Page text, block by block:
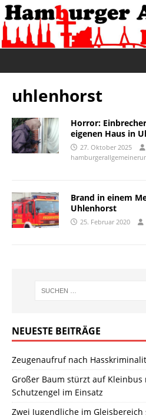
uhlenhorst
Horror:
eigenen Haus in
27. Oktober 2025
Brand in einem
Uhlenhorst
25. Februar 2020
NEUESTE BEITRÄGE
Zeugenaufruf nach
Großer Baum stürzt auf Kleinbus
Schutzengel im Einsatz
Zwei Jugendliche im